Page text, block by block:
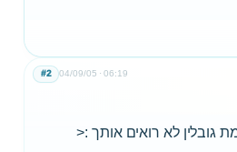
04/09/05 06:19
#2
גובלין לא רואים אותך :<